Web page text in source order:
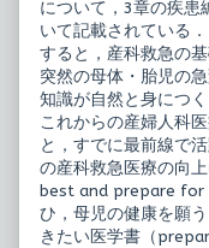
急
マ
ニ
ュ
ア
ル,
について，3章の疾患
いて記載されている
すると，産科救急の
突然の母体・胎児の
知識が自然と身につ
これからの産婦人科
と，すでに最前線で
の産科救急医療の向
best and prepare for
ひ，母児の健康を願
きたい医学書（